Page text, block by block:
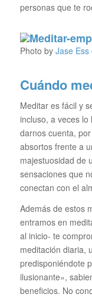
personas que te
Photo by Jase Ess
Cuándo
Meditar es fácil y
incluso, a veces
darnos cuenta,
absortos frente a
majestuosidad de
sensaciones que
conectan con el
Además de estos
entramos en
al inicio- te
meditación diaria,
predisponiéndote
ilusionante»,
beneficios. No